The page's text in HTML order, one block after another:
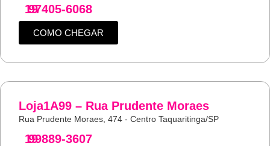
19
97405-6068
COMO CHEGAR
Loja1A99 – Rua Prudente Moraes
Rua Prudente Moraes, 474 - Centro Taquaritinga/SP
19
99889-3607